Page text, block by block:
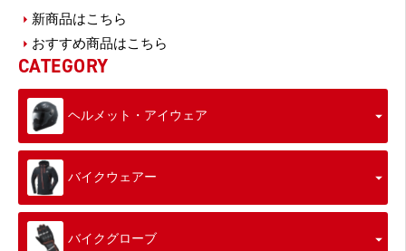
新商品はこちら
おすすめ商品はこちら
CATEGORY
ヘルメット・アイウェア
バイクウェアー
バイクグローブ